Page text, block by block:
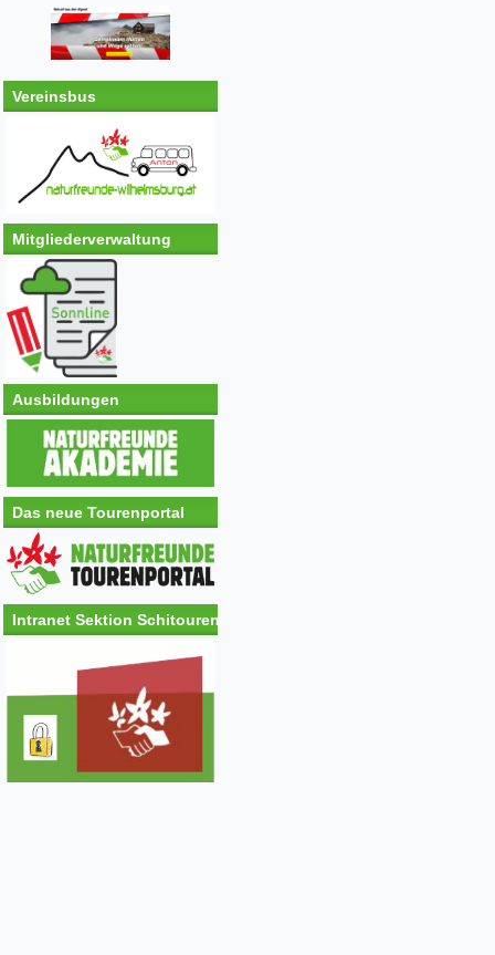
Vereinsbus
Mitgliederverwaltung
Ausbildungen
Das neue Tourenportal
Intranet Sektion Schitouren